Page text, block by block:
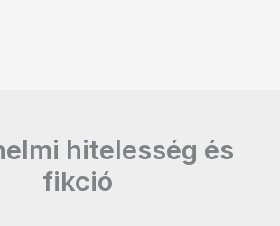
hitelesség és
fikció